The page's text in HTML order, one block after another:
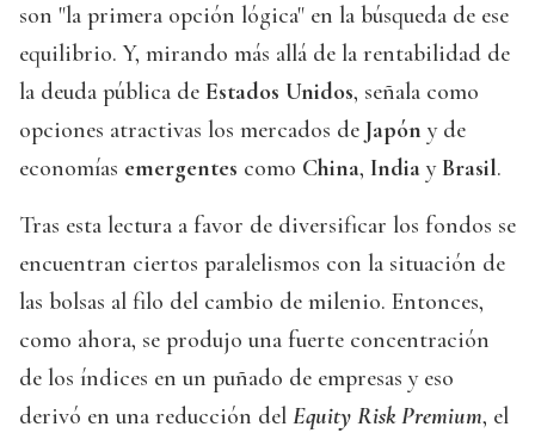
son "la primera opción lógica" en la búsqueda de ese
equilibrio. Y, mirando más allá de la rentabilidad de
la deuda pública de Estados Unidos, señala como
opciones atractivas los mercados de Japón y de
economías emergentes como China, India yBrasil.
Tras esta lectura a favor de diversificar los fondos se
encuentran ciertos paralelismos con la situación de
las bolsas al filo del cambio de milenio. Entonces,
como ahora, se produjo una fuerte concentración
de los índices en un puñado de empresas y eso
derivó en una reducción del Equity Risk Premium, el